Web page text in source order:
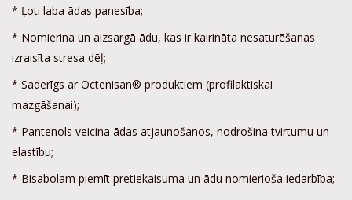
* Ļoti laba ādas panesība;
* Nomierina un aizsargā ādu, kas ir kairināta nesaturēšanas
izraisīta stresa dēļ;
* Saderīgs ar Octenisan® produktiem (profilaktiskai
mazgāšanai);
* Pantenols veicina ādas atjaunošanos, nodrošina tvirtumu un
elastību;
* Bisabolam piemīt pretiekaisuma un ādu nomierioša iedarbība;